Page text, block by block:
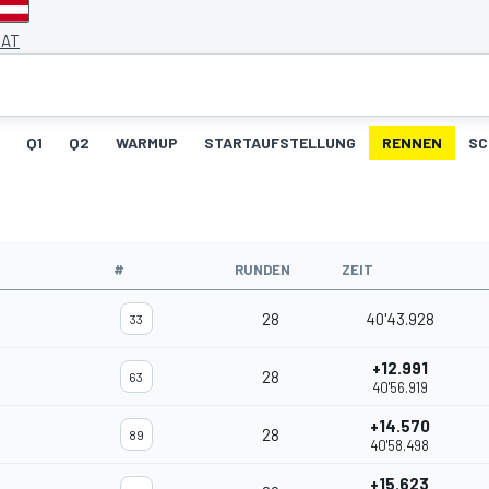
Q1 Q2 WARMUP STARTAUFSTELLUNG RENNEN
# RUNDEN ZEIT
33 28 40'43.928
63 28 +12.991
40'56.919
89 28 +14.570
40'58.498
+15.623